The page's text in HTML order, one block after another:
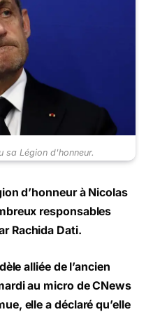
sa Légion d'honneur.
d’honneur à Nicolas
responsables
Rachida Dati.
alliée de l’ancien
au micro de CNews
elle a déclaré qu’elle